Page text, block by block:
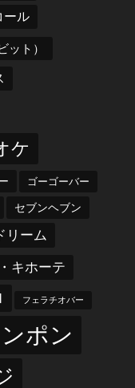
ール
ット）
ケ
ゴーゴーバー
セブンヘブン
リーム
キホーテ
フェラチオバー
ポン